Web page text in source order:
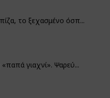
το ξεχασμένο όσπ...
«παπά γιαχνί». Ψαρεύ...